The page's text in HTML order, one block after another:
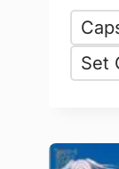
Set